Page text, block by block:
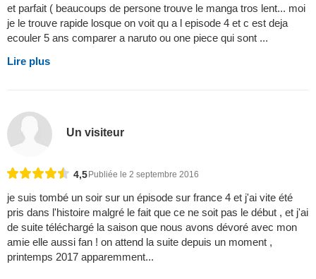
et parfait ( beaucoups de persone trouve le manga tros lent... moi
je le trouve rapide losque on voit qu a l episode 4 et c est deja
ecouler 5 ans comparer a naruto ou one piece qui sont ...
Lire plus
Un visiteur
4,5Publiée le 2 septembre 2016
je suis tombé un soir sur un épisode sur france 4 et j'ai vite été
pris dans l'histoire malgré le fait que ce ne soit pas le début , et j'ai
de suite téléchargé la saison que nous avons dévoré avec mon
amie elle aussi fan ! on attend la suite depuis un moment ,
printemps 2017 apparemment...